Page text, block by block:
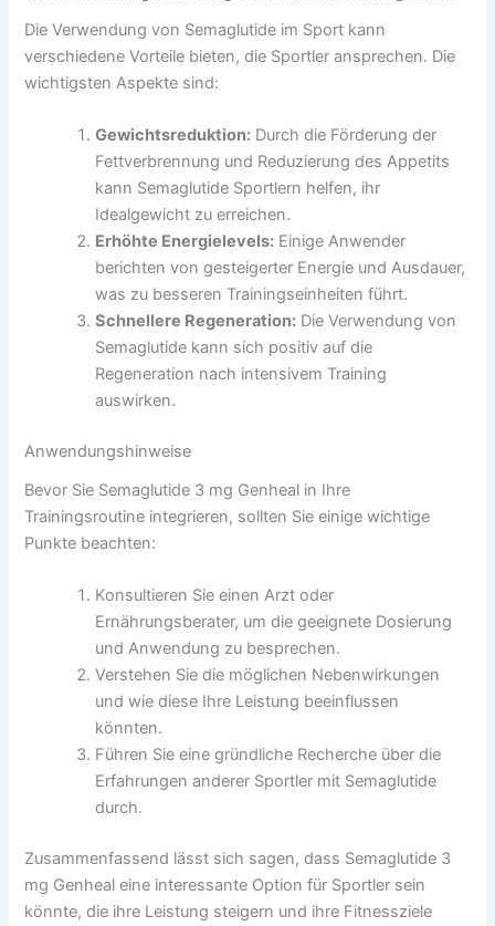
Die Verwendung von Semaglutide im Sport kann
verschiedene Vorteile bieten, die Sportler ansprechen. Die
wichtigsten Aspekte sind:
Gewichtsreduktion: Durch die Förderung der
Fettverbrennung und Reduzierung des Appetits
kann Semaglutide Sportlern helfen, ihr
Idealgewicht zu erreichen.
Erhöhte Energielevels: Einige Anwender
berichten von gesteigerter Energie und Ausdauer,
was zu besseren Trainingseinheiten führt.
Schnellere Regeneration: Die Verwendung von
Semaglutide kann sich positiv auf die
Regeneration nach intensivem Training
auswirken.
Anwendungshinweise
Bevor Sie Semaglutide 3 mg Genheal in Ihre
Trainingsroutine integrieren, sollten Sie einige wichtige
Punkte beachten:
Konsultieren Sie einen Arzt oder
Ernährungsberater, um die geeignete Dosierung
und Anwendung zu besprechen.
Verstehen Sie die möglichen Nebenwirkungen
und wie diese Ihre Leistung beeinflussen
könnten.
Führen Sie eine gründliche Recherche über die
Erfahrungen anderer Sportler mit Semaglutide
durch.
Zusammenfassend lässt sich sagen, dass Semaglutide 3
mg Genheal eine interessante Option für Sportler sein
könnte, die ihre Leistung steigern und ihre Fitnessziele